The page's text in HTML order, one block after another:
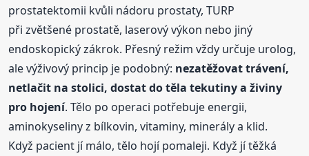
prostatektomii kvůli nádoru prostaty, TURP
při zvětšené prostatě, laserový výkon nebo jiný
endoskopický zákrok. Přesný režim vždy určuje urolog,
ale výživový princip je podobný: nezatěžovat trávení,
netlačit na stolici, dostat do těla tekutiny a živiny
pro hojení. Tělo po operaci potřebuje energii,
aminokyseliny z bílkovin, vitaminy, minerály a klid.
Když pacient jí málo, tělo hojí pomaleji. Když jí těžká